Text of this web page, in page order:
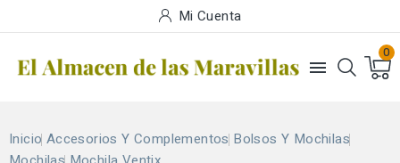
Mi Cuenta

0
Inicio Accesorios Y Complementos Bolsos Y Mochilas